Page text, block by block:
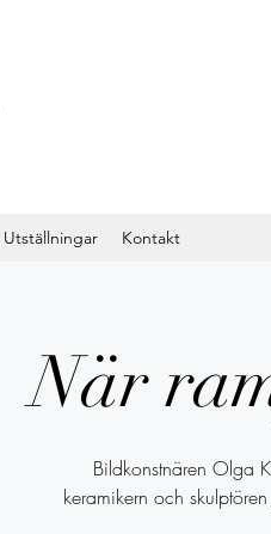
Utställningar Kontakt
När
Bildkonstnären Olga
keramikern och